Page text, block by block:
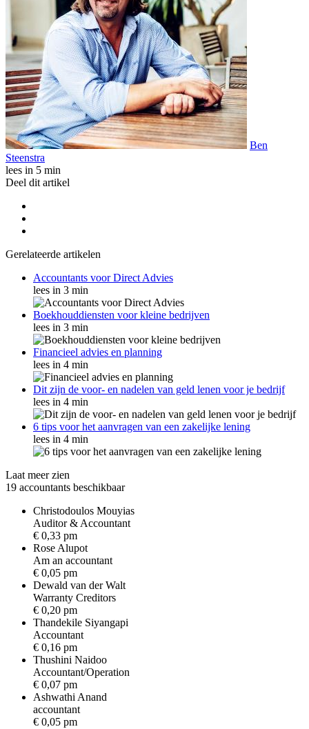
Ben
Steenstra
lees in 5 min
Deel dit artikel
Gerelateerde artikelen
Accountants voor Direct Advies
lees in 3 min
Boekhouddiensten voor kleine bedrijven
lees in 3 min
Financieel advies en planning
lees in 4 min
Dit zijn de voor- en nadelen van geld lenen voor je bedrijf
lees in 4 min
6 tips voor het aanvragen van een zakelijke lening
lees in 4 min
Laat meer zien
19 accountants beschikbaar
Christodoulos Mouyias
Auditor & Accountant
€ 0,33 pm
Rose Alupot
Am an accountant
€ 0,05 pm
Dewald van der Walt
Warranty Creditors
€ 0,20 pm
Thandekile Siyangapi
Accountant
€ 0,16 pm
Thushini Naidoo
Accountant/Operation
€ 0,07 pm
Ashwathi Anand
accountant
€ 0,05 pm